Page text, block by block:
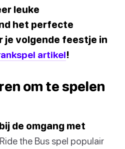
leuke
het perfecte
je volgende feestje in
artikel!
om te spelen
de omgang met
the Bus spel populair